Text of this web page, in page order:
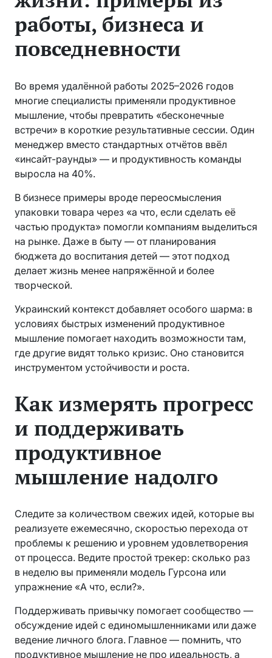
работы, бизнеса и
повседневности
Во время удалённой работы 2025–2026 годов
многие специалисты применяли продуктивное
мышление, чтобы превратить «бесконечные
встречи» в короткие результативные сессии. Один
менеджер вместо стандартных отчётов ввёл
«инсайт-раунды» — и продуктивность команды
выросла на 40%.
В бизнесе примеры вроде переосмысления
упаковки товара через «а что, если сделать её
частью продукта» помогли компаниям выделиться
на рынке. Даже в быту — от планирования
бюджета до воспитания детей — этот подход
делает жизнь менее напряжённой и более
творческой.
Украинский контекст добавляет особого шарма: в
условиях быстрых изменений продуктивное
мышление помогает находить возможности там,
где другие видят только кризис. Оно становится
инструментом устойчивости и роста.
Как измерять прогресс
и поддерживать
продуктивное
мышление надолго
Следите за количеством свежих идей, которые вы
реализуете ежемесячно, скоростью перехода от
проблемы к решению и уровнем удовлетворения
от процесса. Ведите простой трекер: сколько раз
в неделю вы применяли модель Гурсона или
упражнение «А что, если?».
Поддерживать привычку помогает сообщество —
обсуждение идей с единомышленниками или даже
ведение личного блога. Главное — помнить, что
продуктивное мышление не про идеальность, а